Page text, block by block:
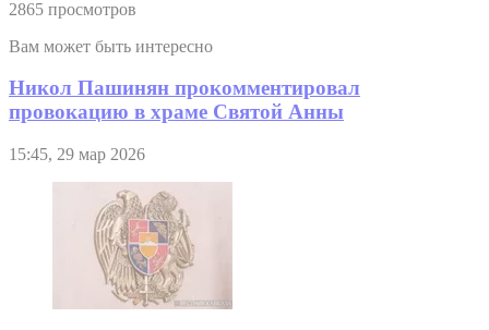
2865 просмотров
Вам может быть интересно
Никол Пашинян прокомментировал
провокацию в храме Святой Анны
15:45, 29 мар 2026